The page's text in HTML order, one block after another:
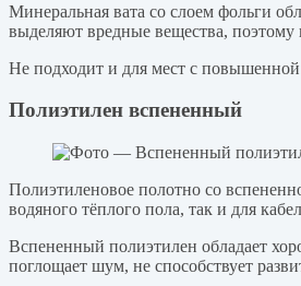
Минеральная вата со слоем фольги
выделяют вредные вещества, поэтому
Не подходит и для мест с
Полиэтилен вспененный
Полиэтиленовое полотно со
водяного тёплого пола, так и для
Вспененный полиэтилен обладает
поглощает шум, не способствует